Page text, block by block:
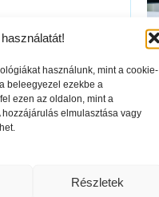
használunk, mint a cookie-
beleegyezel ezekbe a
ezen az oldalon, mint a
elmulasztása vagy
Részletek
válltáji